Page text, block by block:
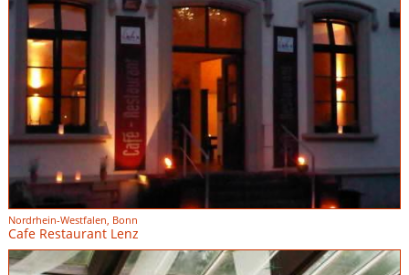
Nordrhein-Westfalen, Bonn
Cafe Restaurant Lenz